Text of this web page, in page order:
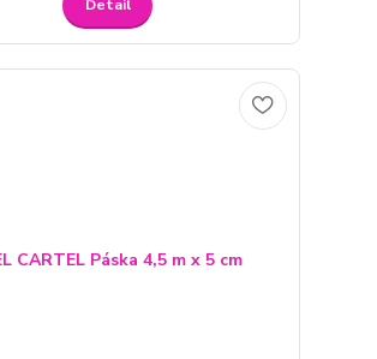
Detail